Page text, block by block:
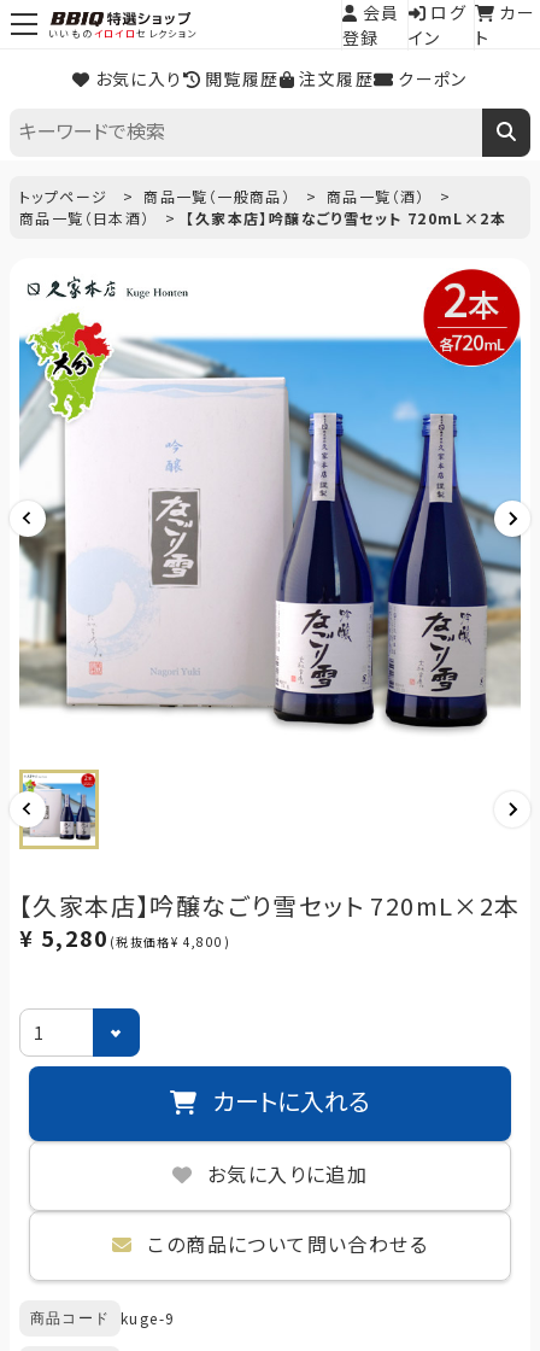
いいものイロイロセレクション
お気に入り 閲覧履歴 注文履歴 クーポン
会員
登録
ログ
イン
カー
ト
トップページ 商品一覧（一般商品）
商品一覧（酒）
商品一覧（日本酒）
【久家本店】吟醸なごり雪セット 720mL×2本
【久家本店】吟醸なごり雪セット 720mL×2本
¥ 5,280 (税抜価格¥ 4,800)
カートに入れる
お気に入りに追加
この商品について問い合わせる
商品コード kuge-9